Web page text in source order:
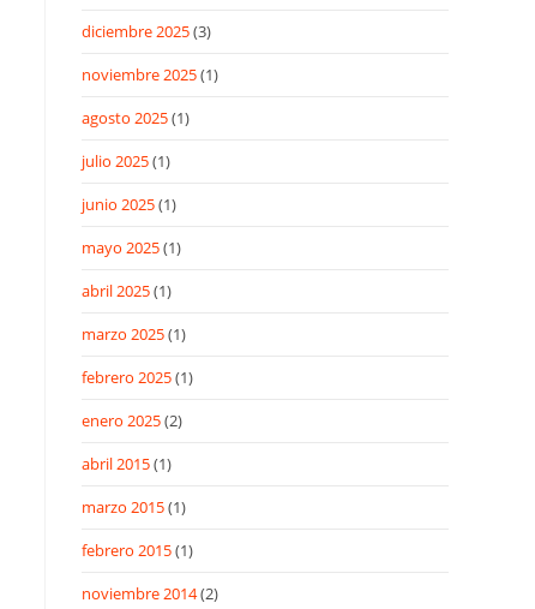
diciembre 2025(3)
noviembre 2025(1)
agosto 2025(1)
julio 2025(1)
junio 2025(1)
mayo 2025(1)
abril 2025(1)
marzo 2025(1)
febrero 2025(1)
enero 2025(2)
abril 2015(1)
marzo 2015(1)
febrero 2015(1)
noviembre 2014(2)